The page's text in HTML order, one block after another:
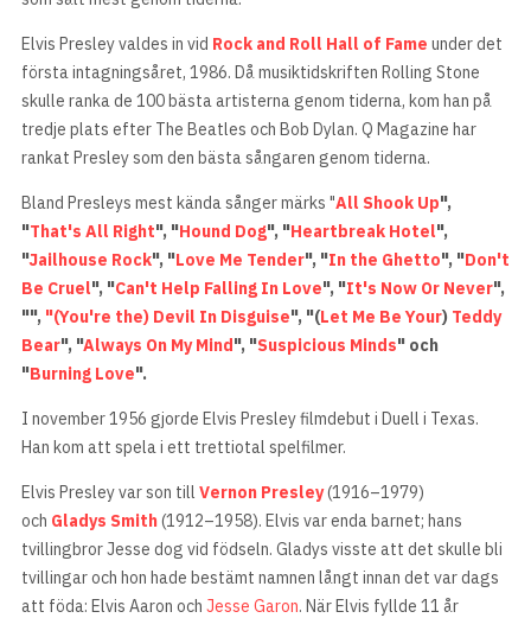
Elvis Presley valdes in vid Rock and Roll Hall of Fame under det
första intagningsåret, 1986. Då musiktidskriften Rolling Stone
skulle ranka de 100 bästa artisterna genom tiderna, kom han på
tredje plats efter The Beatles och Bob Dylan. Q Magazine har
rankat Presley som den bästa sångaren genom tiderna.
Bland Presleys mest kända sånger märks "All Shook Up",
"That's All Right", "Hound Dog", "Heartbreak Hotel",
"Jailhouse Rock", "Love Me Tender", "In the Ghetto", "Don't
Be Cruel", "Can't Help Falling In Love", "It's Now Or Never",
"", "(You're the) Devil In Disguise", "(Let Me Be Your) Teddy
Bear", "Always On My Mind ", "Suspicious Minds" och
"Burning Love".
I november 1956 gjorde Elvis Presley filmdebut i Duell i Texas.
Han kom att spela i ett trettiotal spelfilmer.
Elvis Presley var son till Vernon Presley(1916–1979)
och Gladys Smith(1912–1958). Elvis var enda barnet; hans
tvillingbror Jesse dog vid födseln. Gladys visste att det skulle bli
tvillingar och hon hade bestämt namnen långt innan det var dags
att föda: Elvis Aaron och Jesse Garon. När Elvis fyllde 11 år